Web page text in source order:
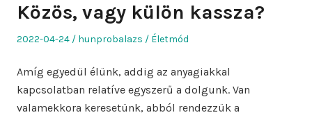
Közös, vagy külön kassza?
Posted
2022-04-24 Author
hunprobalazs
Posted
Életmód
Amíg egyedül élünk, addig az anyagiakkal
kapcsolatban relatíve egyszerű a dolgunk. Van
valamekkora keresetünk, abból rendezzük a